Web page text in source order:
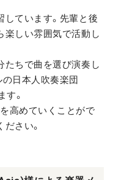
しています。先輩と後
楽しい雰囲気で活動し
たちで曲を選び演奏し
の日本人吹奏楽団
。
高めていくことがで
さい。